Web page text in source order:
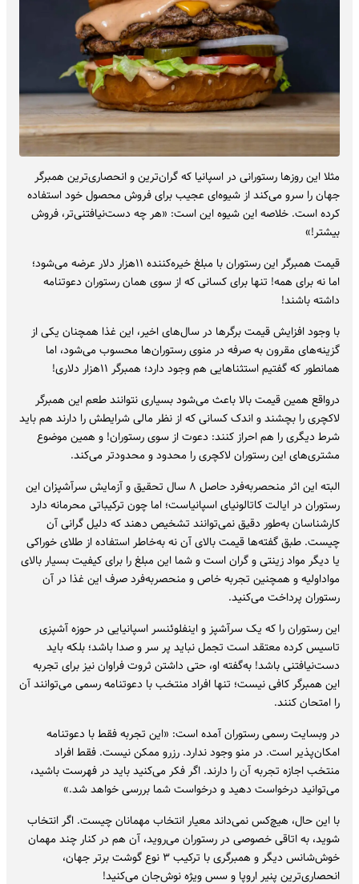
مثلا این روزها رستورانی در اسپانیا که گران‌ترین و انحصاری‌ترین همبرگر
جهان را سرو می‌کند از شیوه‌ای عجیب برای فروش محصول خود استفاده
کرده است. خلاصه این شیوه این است: «هر چه دست‌نیافتنی‌تر، فروش
بیشتر!»
قیمت همبرگر این رستوران با مبلغ خیره‌کننده ۱۱هزار دلار عرضه می‌شود؛
اما نه برای همه! تنها برای کسانی که از سوی همان رستوران دعوتنامه
داشته باشند!
با وجود افزایش قیمت برگرها در سال‌های اخیر، این غذا همچنان یکی از
گزینه‌های مقرون به صرفه در منوی رستوران‌ها محسوب می‌شود، اما
همانطور که گفتیم استثناهایی هم وجود دارد؛ همبرگر ۱۱هزار دلاری!
درواقع همین قیمت بالا باعث می‌شود بسیاری نتوانند طعم این همبرگر
لاکچری را بچشند و اندک کسانی که از نظر مالی شرایطش را دارند هم باید
شرط دیگری را هم احراز کنند: دعوت از سوی رستوران! و همین موضوع
مشتری‌های این رستوران لاکچری را محدود و محدودتر می‌کند.
البته این اثر منحصربه‌فرد حاصل ۸ سال تحقیق و آزمایش سرآشپزان این
رستوران در ایالت کاتالونیای اسپانیاست؛ اما چون ترکیباتی محرمانه دارد
کارشناسان به‌طور دقیق نمی‌توانند تشخیص دهند که دلیل گرانی آن
چیست. طبق گفته‌ها قیمت بالای آن نه به‌خاطر استفاده از طلای خوراکی
یا دیگر مواد زینتی و گران است و شما این مبلغ را برای کیفیت بسیار بالای
مواداولیه و همچنین تجربه خاص و منحصربه‌فرد صرف این غذا در آن
رستوران پرداخت می‌کنید.
این رستوران را که یک سرآشپز و اینفلوئنسر اسپانیایی در حوزه آشپزی
تاسیس کرده معتقد است تجمل نباید پر سر و صدا باشد؛ بلکه باید
دست‌نیافتنی باشد! به‌گفته او، حتی داشتن ثروت فراوان نیز برای تجربه
این همبرگر کافی نیست؛ تنها افراد منتخب با دعوتنامه رسمی می‌توانند آن
را امتحان کنند.
در وبسایت رسمی رستوران آمده است: «این تجربه فقط با دعوتنامه
امکان‌پذیر است. در منو وجود ندارد. رزرو ممکن نیست. فقط افراد
منتخب اجازه تجربه آن را دارند. اگر فکر می‌کنید باید در فهرست باشید،
می‌توانید درخواست دهید و درخواست شما بررسی خواهد شد.»
با این حال، هیچ‌کس نمی‌داند معیار انتخاب مهمانان چیست. اگر انتخاب
شوید، به اتاقی خصوصی در رستوران می‌روید، آن هم در کنار چند مهمان
خوش‌شانس دیگر و همبرگری با ترکیب ۳ نوع گوشت برتر جهان،
انحصاری‌ترین پنیر اروپا و سس ویژه نوش‌جان می‌کنید!